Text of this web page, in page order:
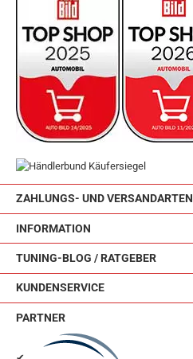
ZAHLUNGS- UND VERSANDARTEN
INFORMATION
TUNING-BLOG / RATGEBER
KUNDENSERVICE
PARTNER